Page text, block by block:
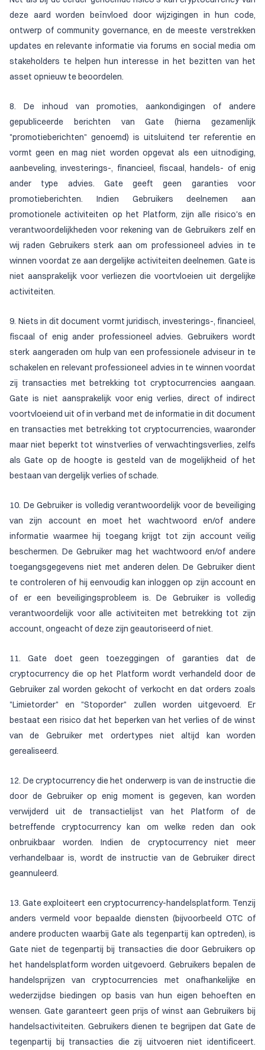
deze aard worden beïnvloed door wijzigingen in hun code,
ontwerp of community governance, en de meeste verstrekken
updates en relevante informatie via forums en social media om
stakeholders te helpen hun interesse in het bezitten van het
asset opnieuw te beoordelen.
8. De inhoud van promoties, aankondigingen of andere
gepubliceerde berichten van Gate (hierna gezamenlijk
"promotieberichten" genoemd) is uitsluitend ter referentie en
vormt geen en mag niet worden opgevat als een uitnodiging,
aanbeveling, investerings-, financieel, fiscaal, handels- of enig
ander type advies. Gate geeft geen garanties voor
promotieberichten. Indien Gebruikers deelnemen aan
promotionele activiteiten op het Platform, zijn alle risico's en
verantwoordelijkheden voor rekening van de Gebruikers zelf en
wij raden Gebruikers sterk aan om professioneel advies in te
winnen voordat ze aan dergelijke activiteiten deelnemen. Gate is
niet aansprakelijk voor verliezen die voortvloeien uit dergelijke
activiteiten.
9. Niets in dit document vormt juridisch, investerings-, financieel,
fiscaal of enig ander professioneel advies. Gebruikers wordt
sterk aangeraden om hulp van een professionele adviseur in te
schakelen en relevant professioneel advies in te winnen voordat
zij transacties met betrekking tot cryptocurrencies aangaan.
Gate is niet aansprakelijk voor enig verlies, direct of indirect
voortvloeiend uit of in verband met de informatie in dit document
en transacties met betrekking tot cryptocurrencies, waaronder
maar niet beperkt tot winstverlies of verwachtingsverlies, zelfs
als Gate op de hoogte is gesteld van de mogelijkheid of het
bestaan van dergelijk verlies of schade.
10. De Gebruiker is volledig verantwoordelijk voor de beveiliging
van zijn account en moet het wachtwoord en/of andere
informatie waarmee hij toegang krijgt tot zijn account veilig
beschermen. De Gebruiker mag het wachtwoord en/of andere
toegangsgegevens niet met anderen delen. De Gebruiker dient
te controleren of hij eenvoudig kan inloggen op zijn account en
of er een beveiligingsprobleem is. De Gebruiker is volledig
verantwoordelijk voor alle activiteiten met betrekking tot zijn
account, ongeacht of deze zijn geautoriseerd of niet.
11. Gate doet geen toezeggingen of garanties dat de
cryptocurrency die op het Platform wordt verhandeld door de
Gebruiker zal worden gekocht of verkocht en dat orders zoals
"Limietorder" en "Stoporder" zullen worden uitgevoerd. Er
bestaat een risico dat het beperken van het verlies of de winst
van de Gebruiker met ordertypes niet altijd kan worden
gerealiseerd.
12. De cryptocurrency die het onderwerp is van de instructie die
door de Gebruiker op enig moment is gegeven, kan worden
verwijderd uit de transactielijst van het Platform of de
betreffende cryptocurrency kan om welke reden dan ook
onbruikbaar worden. Indien de cryptocurrency niet meer
verhandelbaar is, wordt de instructie van de Gebruiker direct
geannuleerd.
13. Gate exploiteert een cryptocurrency-handelsplatform. Tenzij
anders vermeld voor bepaalde diensten (bijvoorbeeld OTC of
andere producten waarbij Gate als tegenpartij kan optreden), is
Gate niet de tegenpartij bij transacties die door Gebruikers op
het handelsplatform worden uitgevoerd. Gebruikers bepalen de
handelsprijzen van cryptocurrencies met onafhankelijke en
wederzijdse biedingen op basis van hun eigen behoeften en
wensen. Gate garanteert geen prijs of winst aan Gebruikers bij
handelsactiviteiten. Gebruikers dienen te begrijpen dat Gate de
tegenpartij bij transacties die zij uitvoeren niet identificeert.